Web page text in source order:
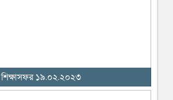
শিক্ষাসফর ১৯.০২.২০২৩